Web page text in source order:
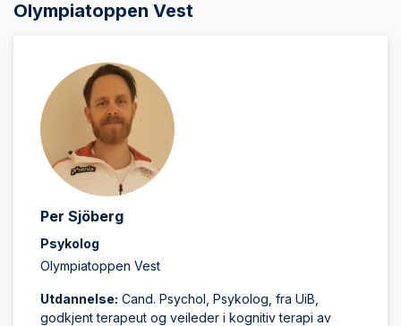
Olympiatoppen Vest
Per Sjöberg
Psykolog
Olympiatoppen Vest
Utdannelse: Cand. Psychol, Psykolog, fra UiB,
godkjent terapeut og veileder i kognitiv terapi av